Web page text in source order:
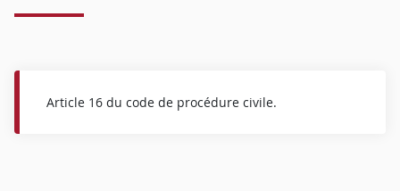
Article 16 du code de procédure civile.